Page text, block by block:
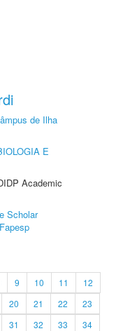
de Ilha
E
Academic
Scholar
Fapesp
9 10 11
12
20 21 22
23
31 32 33
34